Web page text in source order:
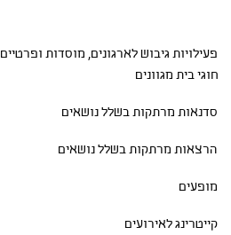
פעילויות גיבושלארגונים, מוסדות ופרטיים
חוגי בית מגוונים
סדנאות מרתקות בשלל נושאים
הרצאות מרתקות בשלל נושאים
מופעים
קייטרינג לאירועים